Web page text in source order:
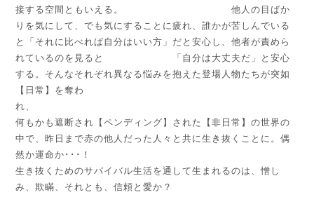
接する空間ともいえる。 他人の目ばか
りを気にして、でも気にすることに疲れ、誰かが苦しんでいる
と「それに比べれば自分はいい方」だと安心し、他者が責めら
れているのを見ると 「自分は大丈夫だ」と安心
する。そんなそれぞれ異なる悩みを抱えた登場人物たちが突如
【日常】を奪わ
れ
何もかも遮断され【ペンディング】された【非日常】の世界の
中で、昨日まで赤の他人だった人々と共に生き抜くことに。偶
然か運命か･･･！
生き抜くためのサバイバル生活を通して生まれるのは、憎し
み、欺瞞、それとも、信頼と愛か？